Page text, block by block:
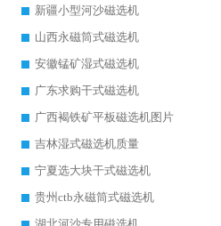
新疆小型河沙磁选机
山西永磁筒式磁选机
安徽锰矿湿式磁选机
广东求购干式磁选机
广西褐铁矿平板磁选机图片
吉林湿式磁选机质量
宁夏选大块干式磁选机
贵州ctb永磁筒式磁选机